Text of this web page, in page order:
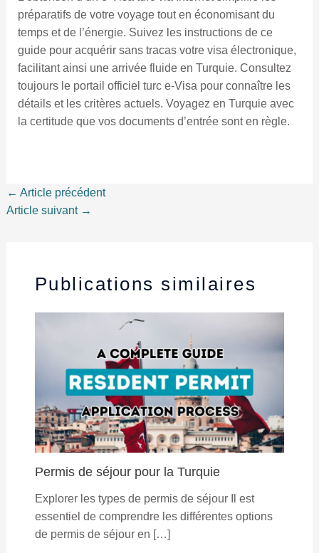
préparatifs de votre voyage tout en économisant du
temps et de l’énergie. Suivez les instructions de ce
guide pour acquérir sans tracas votre visa électronique,
facilitant ainsi une arrivée fluide en Turquie. Consultez
toujours le portail officiel turc e-Visa pour connaître les
détails et les critères actuels. Voyagez en Turquie avec
la certitude que vos documents d’entrée sont en règle.
← Article précédent
Article suivant →
Publications similaires
Permis de séjour pour la Turquie
Explorer les types de permis de séjour Il est
essentiel de comprendre les différentes options
de permis de séjour en […]